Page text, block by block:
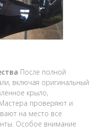
После полной
включая оригинальный
крыло,
проверяют и
на место все
Особое внимание